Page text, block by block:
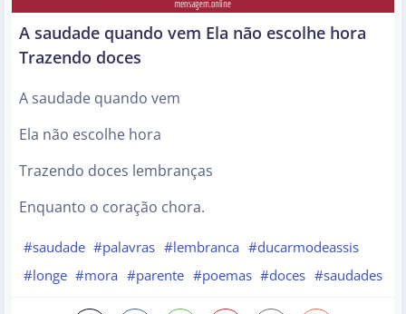
A saudade quando vem Ela não escolhe hora
Trazendo doces
A saudade quando vem
Ela não escolhe hora
Trazendo doces lembranças
Enquanto o coração chora.
#saudade #palavras #lembranca #ducarmodeassis
#longe #mora #parente #poemas #doces #saudades